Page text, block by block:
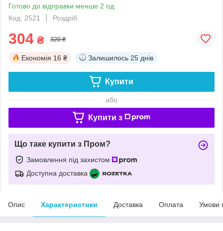
Готово до відправки менше 2 од.
Код: 2521
Роздріб
304 ₴ 320 ₴
Економія 16 ₴ Залишилось 25 днів
Купити
або
Купити з
Що таке купити з Пром?
Замовлення під захистом
Доступна доставка
Опис Характеристики Доставка Оплата Умови